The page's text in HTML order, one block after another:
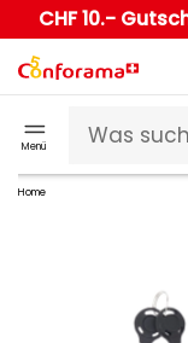
CHF 10.-
Menü
Home